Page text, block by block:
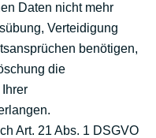
Daten nicht mehr
Verteidigung
benötigen,
die
Art. 21 Abs. 1 DSGVO